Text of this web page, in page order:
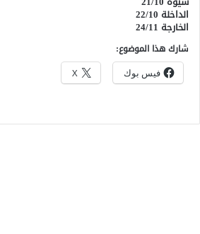
الداخلة 22/10
الخارجة 24/11
شارك هذا الموضوع:
فيس بوك X